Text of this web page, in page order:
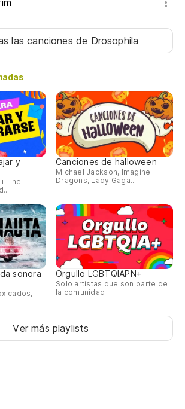
las canciones de Drosophila
y
The
Canciones de halloween
Michael Jackson, Imagine
Dragons, Lady Gaga...
sonora
Orgullo LGBTQIAPN+
Solo artistas que son parte de
la comunidad
Ver más playlists